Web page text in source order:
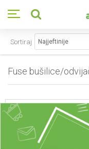
Fuse bušilice/
Sortiraj